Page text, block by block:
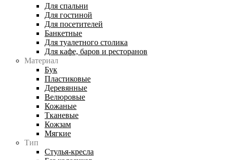
Для спальни
Для гостиной
Для посетителей
Банкетные
Для туалетного столика
Для кафе, баров и ресторанов
Материал
Бук
Пластиковые
Деревянные
Велюровые
Кожаные
Тканевые
Кожзам
Мягкие
Тип
Стулья-кресла